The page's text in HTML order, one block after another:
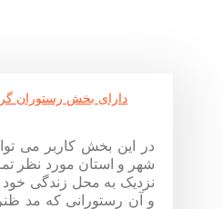
دارای بخش رستوران
در این بخش کاربر می تواند
شهر و استان مورد نظر
نزدیک به محل زندگی خود
و آن رستورانی که مد